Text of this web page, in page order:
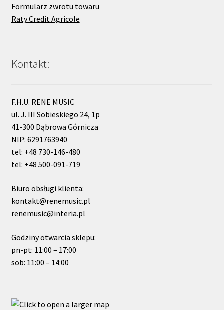
Formularz zwrotu towaru
Raty Credit Agricole
Kontakt:
F.H.U. RENE MUSIC
ul. J. III Sobieskiego 24, 1p
41-300 Dąbrowa Górnicza
NIP: 6291763940
tel: +48 730-146-480
tel: +48 500-091-719
Biuro obsługi klienta:
kontakt@renemusic.pl
renemusic@interia.pl
Godziny otwarcia sklepu:
pn-pt: 11:00 – 17:00
sob: 11:00 – 14:00